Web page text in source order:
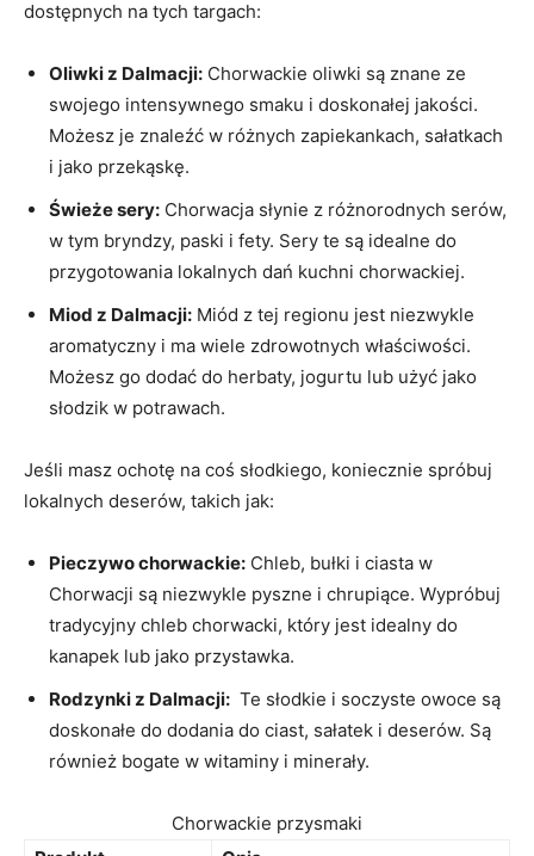
dostępnych na tych targach:
Oliwki z Dalmacji: Chorwackie oliwki są znane ze
swojego ‌intensywnego smaku i doskonałej⁣ jakości.
Możesz‌ je znaleźć w różnych zapiekankach, sałatkach
i jako przekąskę.
Świeże sery: Chorwacja słynie z różnorodnych serów,
w tym bryndzy, paski i fety. Sery⁢ te są idealne do
przygotowania lokalnych dań ⁢kuchni chorwackiej.
Miod z Dalmacji: Miód z ⁢tej regionu ⁣jest⁣ niezwykle ​
aromatyczny i ma wiele⁤ zdrowotnych właściwości.
Możesz go dodać ⁤do herbaty, jogurtu lub ‌użyć jako
słodzik w ‌potrawach.
Jeśli masz ochotę na coś słodkiego, ⁣koniecznie ​spróbuj
lokalnych deserów, takich‍ jak:
Pieczywo chorwackie: Chleb, bułki i ciasta w
Chorwacji są ‍niezwykle⁤ pyszne i chrupiące. Wypróbuj
tradycyjny chleb‍ chorwacki, który⁣ jest idealny ⁤do
kanapek lub​ jako przystawka.
Rodzynki z Dalmacji: ⁤ Te słodkie i ​soczyste owoce są
doskonałe do dodania do ciast, sałatek i deserów. Są
również bogate w witaminy i ‍minerały.
Chorwackie ‌przysmaki